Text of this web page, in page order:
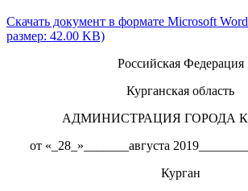
Скачать документ в формате Microsoft
размер: 42.00 KB)
Российская Федерация
Курганская область
АДМИНИСТРАЦИЯ ГОРОДА
от «_28_»_______августа
Курган